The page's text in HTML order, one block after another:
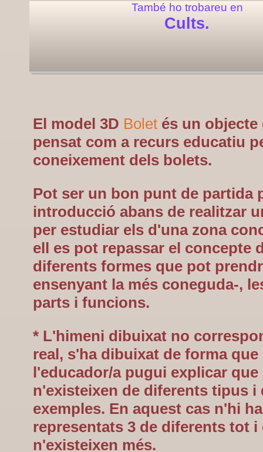
També ho trobareu en
Cults.
El model 3D Bolet és un
pensat com a recurs educatiu
coneixement dels bolets.
Pot ser un bon punt de partida
introducció abans de realitzar
per estudiar els d'una zona
ell es pot repassar el concepte
diferents formes que pot
ensenyant la més coneguda-,
parts i funcions.
* L'himeni dibuixat no
real, s'ha dibuixat de forma que
l'educador/a pugui explicar que
n'existeixen de diferents tipus i
exemples. En aquest cas n'hi ha
representats 3 de diferents tot i
n'existeixen més.